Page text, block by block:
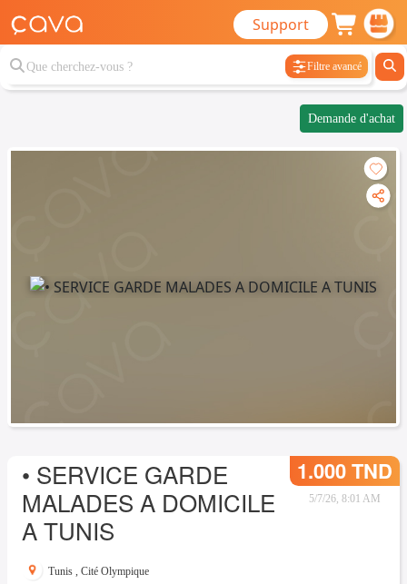
Support
Filtre avancé
Demande d'achat
• SERVICE GARDE
MALADES A DOMICILE
A TUNIS
1.000 TND
5/7/26, 8:01 AM
Tunis , Cité Olympique